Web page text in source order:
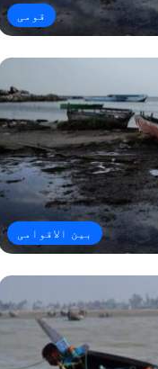
قومی
بین الاقوامی